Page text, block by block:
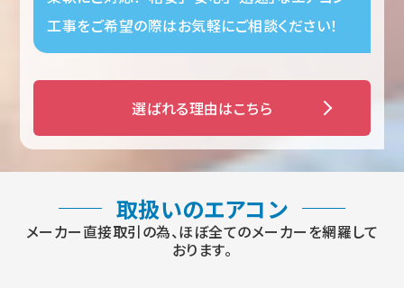
工事をご希望の際はお気軽にご相談ください！
選ばれる理由はこちら
取扱いのエアコン
メーカー直接取引の為、ほぼ全てのメーカーを網羅して
おります。